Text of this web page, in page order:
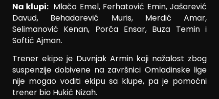
Na klupi: Mlačo Emel, Ferhatović Emin, Jašarević
Davud, Behadarević Muris, Merdić Amar,
Selimanović Kenan, Porča Ensar, Buza Temin i
Softić Ajman.
Trener ekipe je Duvnjak Armin koji nažalost zbog
suspenzije dobivene na završnici Omladinske lige
nije mogao voditi ekipu sa klupe, pa je pomoćni
trener bio Hukić Nizah.